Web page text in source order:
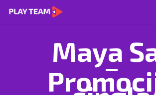
Maya
–